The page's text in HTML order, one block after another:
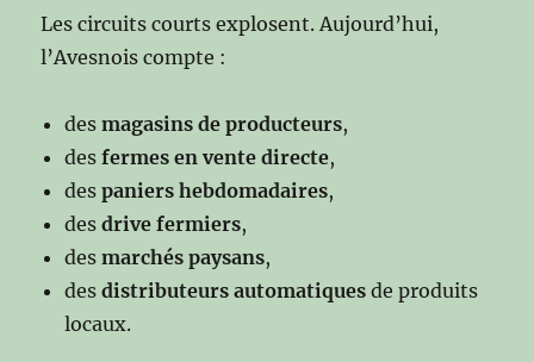
Les circuits courts explosent. Aujourd’hui,
l’Avesnois compte :
desmagasins de producteurs,
desfermes en vente directe,
despaniers hebdomadaires,
desdrive fermiers,
desmarchés paysans,
desdistributeurs automatiques de produits
locaux.